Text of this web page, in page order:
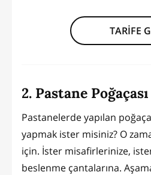
TARİFE
2. Pastane
Pastanelerde yapılan
yapmak ister misiniz? O
için. İster misafirlerinize,
beslenme çantalarına.